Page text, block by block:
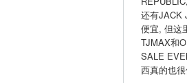
还有JACK
便宜, 但这
TJMAX和
SALE
西真的也